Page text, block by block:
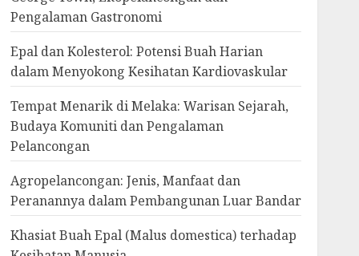
Pengalaman Gastronomi
Epal dan Kolesterol: Potensi Buah Harian
dalam Menyokong Kesihatan Kardiovaskular
Tempat Menarik di Melaka: Warisan Sejarah,
Budaya Komuniti dan Pengalaman
Pelancongan
Agropelancongan: Jenis, Manfaat dan
Peranannya dalam Pembangunan Luar Bandar
Khasiat Buah Epal (Malus domestica) terhadap